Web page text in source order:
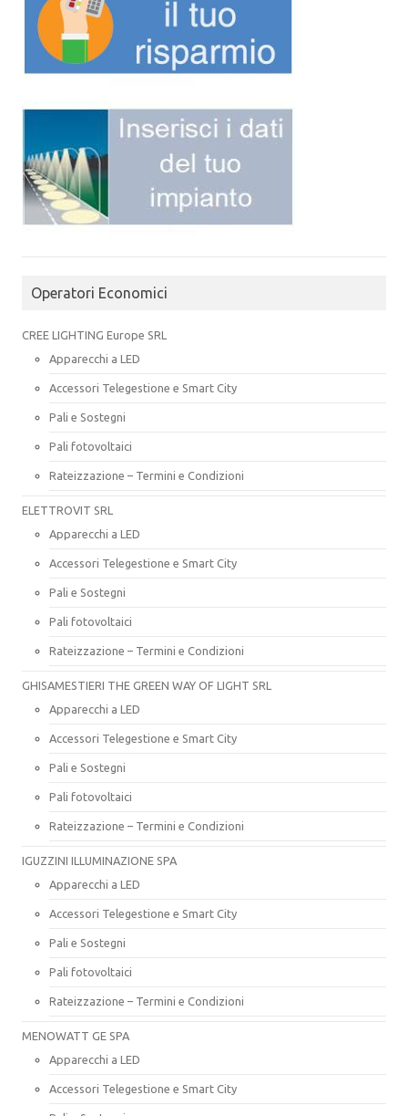
Operatori Economici
CREE LIGHTING Europe SRL
Apparecchi a LED
Accessori Telegestione e Smart City
Pali e Sostegni
Pali fotovoltaici
Rateizzazione – Termini e Condizioni
ELETTROVIT SRL
Apparecchi a LED
Accessori Telegestione e Smart City
Pali e Sostegni
Pali fotovoltaici
Rateizzazione – Termini e Condizioni
GHISAMESTIERI THE GREEN WAY OF LIGHT SRL
Apparecchi a LED
Accessori Telegestione e Smart City
Pali e Sostegni
Pali fotovoltaici
Rateizzazione – Termini e Condizioni
IGUZZINI ILLUMINAZIONE SPA
Apparecchi a LED
Accessori Telegestione e Smart City
Pali e Sostegni
Pali fotovoltaici
Rateizzazione – Termini e Condizioni
MENOWATT GE SPA
Apparecchi a LED
Accessori Telegestione e Smart City